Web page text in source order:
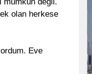
olan herkese
Eve